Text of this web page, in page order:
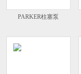
PARKER柱塞泵